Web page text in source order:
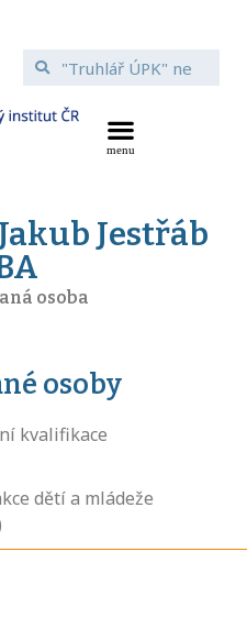
Jestřáb
osoba
osoby
kvalifikace
dětí a mládeže